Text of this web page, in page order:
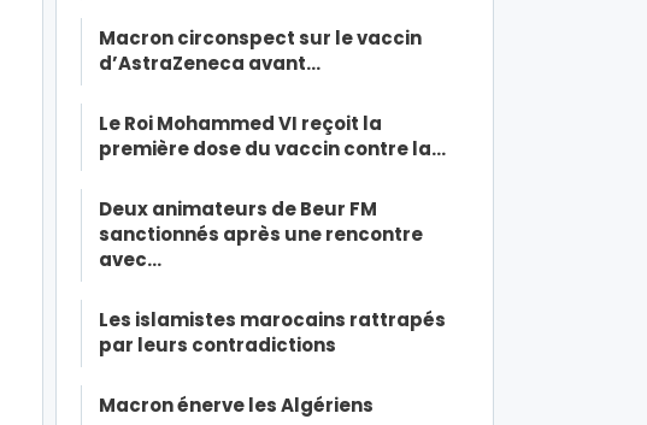
Macron circonspect sur le vaccin
d’AstraZeneca avant…
Le Roi Mohammed VI reçoit la
première dose du vaccin contre la…
Deux animateurs de Beur FM
sanctionnés après une rencontre
avec…
Les islamistes marocains rattrapés
par leurs contradictions
Macron énerve les Algériens